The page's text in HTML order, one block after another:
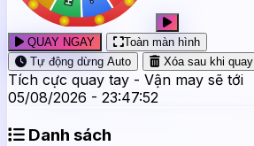
QUAY NGAY
Toàn màn hình
Tự động dừng Auto Xóa sau khi quay
Tích cực quay tay - Vận may sẽ tới
05/08/2026 - 23:47:53
Danh sách